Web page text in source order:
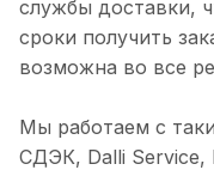
службы доставки,
сроки получить
возможна во все
Мы работаем с
СДЭК, Dalli Service,